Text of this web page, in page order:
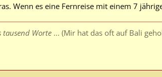
Wenn es eine Fernreise mit einem 7
tausend Worte ... (Mir hat das oft auf Bali